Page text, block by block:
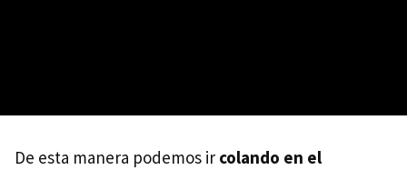
De esta manera podemos ir colando en el